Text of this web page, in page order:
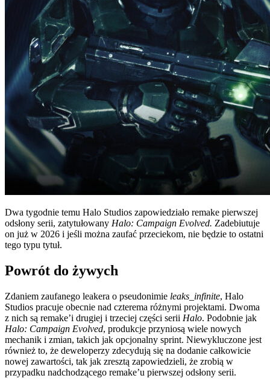
Dwa tygodnie temu Halo Studios zapowiedziało remake pierwszej
odsłony serii, zatytułowany Halo: Campaign Evolved. Zadebiutuje
on już w 2026 i jeśli można zaufać przeciekom, nie będzie to ostatni
tego typu tytuł.
Powrót do żywych
Zdaniem zaufanego leakera o pseudonimie leaks_infinite, Halo
Studios pracuje obecnie nad czterema różnymi projektami. Dwoma
z nich są remake’i drugiej i trzeciej części serii Halo. Podobnie jak
Halo: Campaign Evolved, produkcje przyniosą wiele nowych
mechanik i zmian, takich jak opcjonalny sprint. Niewykluczone jest
również to, że deweloperzy zdecydują się na dodanie całkowicie
nowej zawartości, tak jak zresztą zapowiedzieli, że zrobią w
przypadku nadchodzącego remake’u pierwszej odsłony serii.